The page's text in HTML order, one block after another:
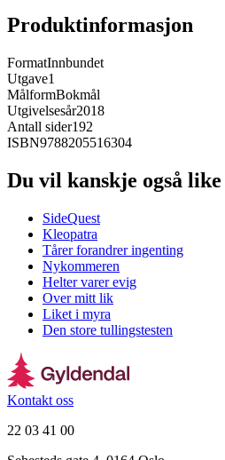
Produktinformasjon
FormatInnbundet
Utgave1
MålformBokmål
Utgivelsesår2018
Antall sider192
ISBN9788205516304
Du vil kanskje også like
SideQuest
Kleopatra
Tårer forandrer ingenting
Nykommeren
Helter varer evig
Over mitt lik
Liket i myra
Den store tullingstesten
Kontakt oss
22 03 41 00